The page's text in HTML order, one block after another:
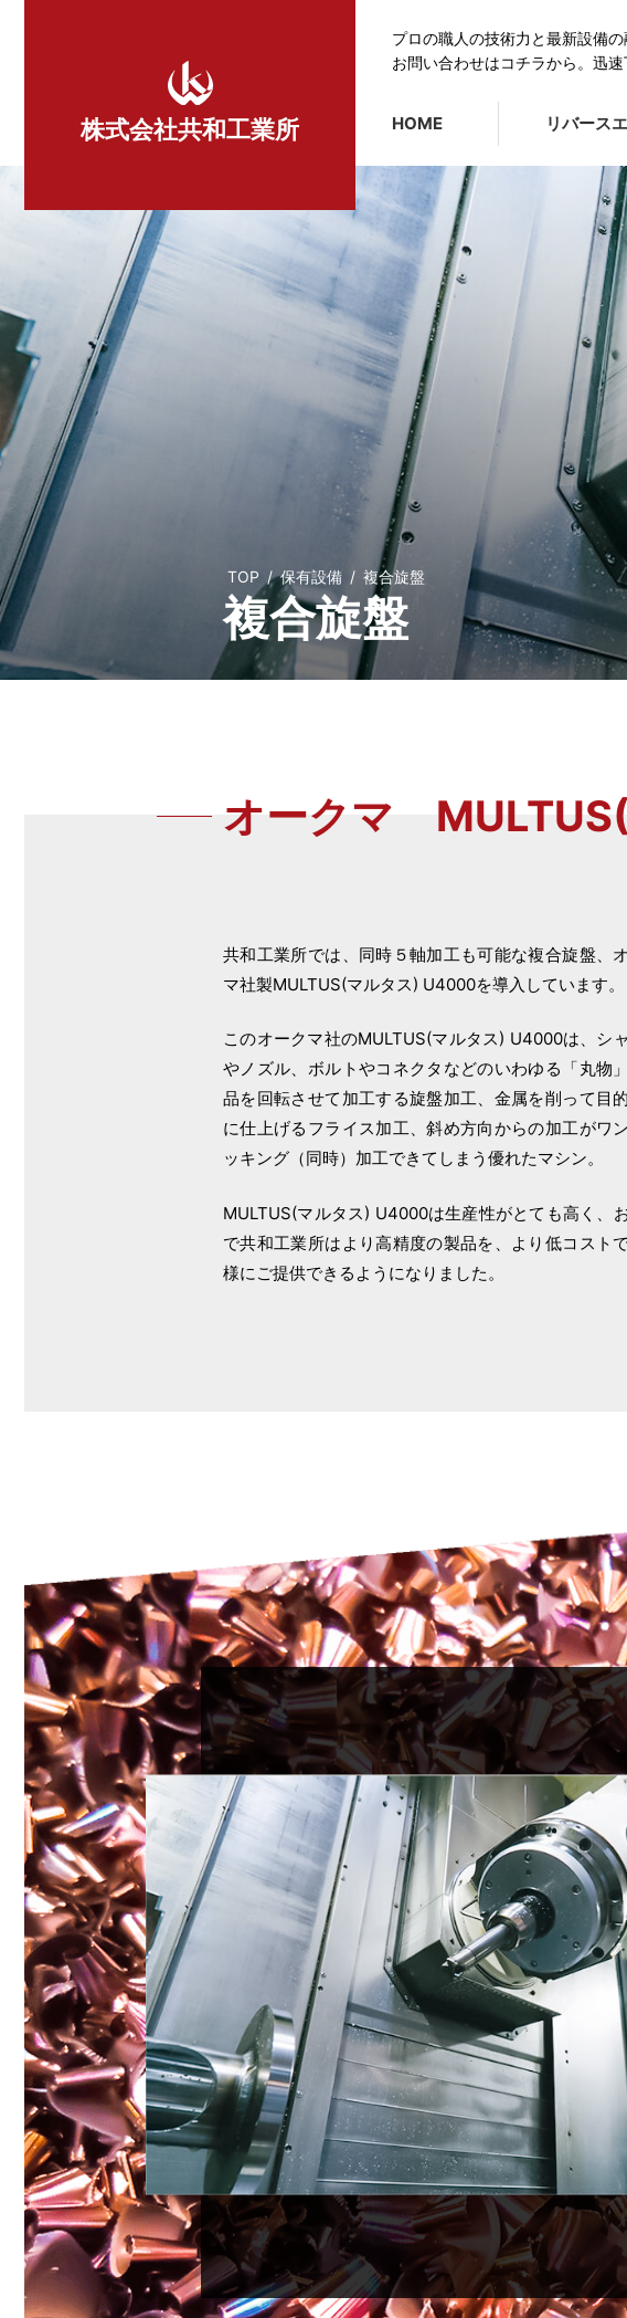
株式会社共和工業所 HOME リバース
プロの職人の技術力と最新設備
お問い合わせはコチラから。迅
TOP / 保有設備 / 複合旋盤
複合旋盤
オークマ
共和工業所では、同時５軸加工も可能な複合旋盤、
マ社製MULTUS(マルタス) U4000を導入しています。
このオークマ社のMULTUS(マルタス) U4000は、シ
やノズル、ボルトやコネクタなどのいわゆる「丸物
品を回転させて加工する旋盤加工、金属を削って目
に仕上げるフライス加工、斜め方向からの加工がワ
ッキング（同時）加工できてしまう優れたマシン。
MULTUS(マルタス) U4000は生産性がとても高く、
で共和工業所はより高精度の製品を、より低コスト
様にご提供できるようになりました。